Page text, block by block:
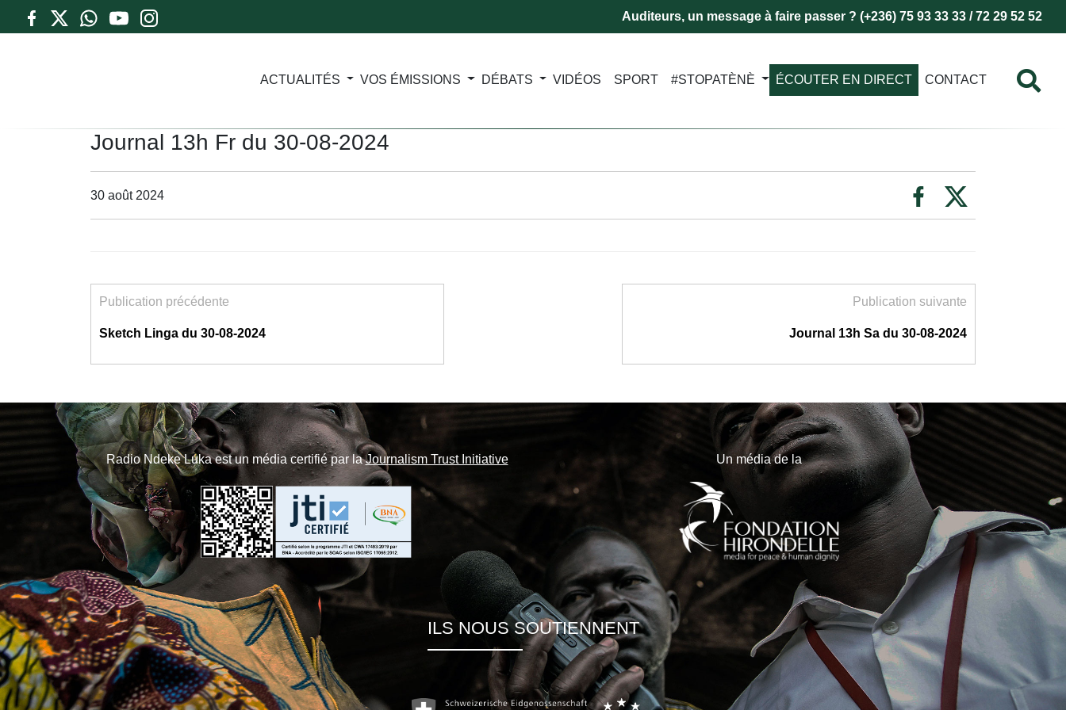
Auditeurs, un message à faire passer ? (+236) 75 93 33 33 / 72 29 52 52
ACTUALITÉS VOS ÉMISSIONS DÉBATS VIDÉOS SPORT #STOPATÈNÈ ÉCOUTER EN DIRECT CONTACT
Journal 13h Fr du 30-08-2024
30 août 2024
Publication précédente
Sketch Linga du 30-08-2024
Publication suivante
Journal 13h Sa du 30-08-2024
Radio Ndeke Luka est un média certifié par laJournalism Trust Initiative Un média de la
ILS NOUS SOUTIENNENT